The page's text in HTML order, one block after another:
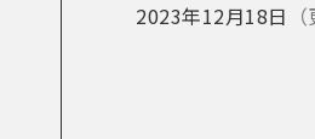
2023年12月18日